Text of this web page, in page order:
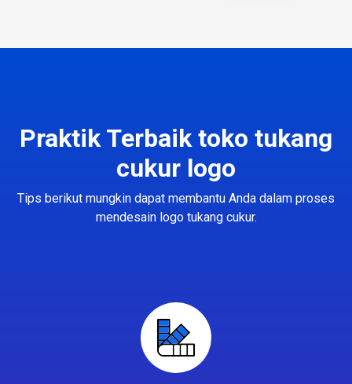
Praktik Terbaik toko tukang
cukur logo
Tips berikut mungkin dapat membantu Anda dalam proses
mendesain logo tukang cukur.